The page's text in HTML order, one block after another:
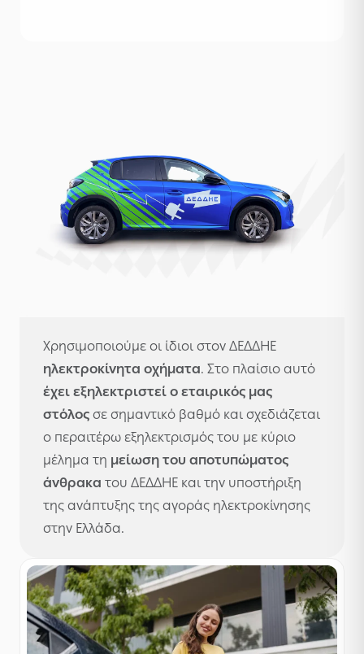
Χρησιμοποιούμε οι ίδιοι στον ΔΕΔΔΗΕ
ηλεκτροκίνητα οχήματα. Στο πλαίσιο αυτό
έχει εξηλεκτριστεί ο εταιρικός μας
στόλοςσε σημαντικό βαθμό και σχεδιάζεται
ο περαιτέρω εξηλεκτρισμός του με κύριο
μέλημα τη μείωση του αποτυπώματος
άνθρακα του ΔΕΔΔΗΕ και την υποστήριξη
της ανάπτυξης της αγοράς ηλεκτροκίνησης
στην Ελλάδα.